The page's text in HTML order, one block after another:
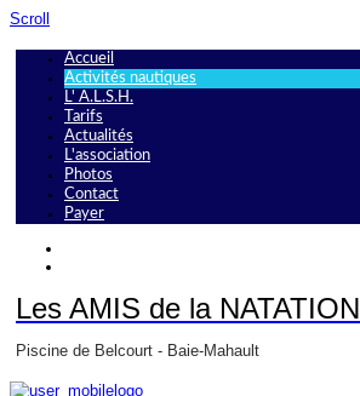
Scroll
Accueil
Activités nautiques
L' A.L.S.H.
Tarifs
Actualités
L'association
Photos
Contact
Payer
Les AMIS de la NATATION
Piscine de Belcourt - Baie-Mahault